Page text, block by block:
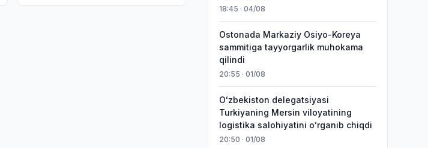
18:45 · 04/08
Ostonada Markaziy Osiyo-Koreya
sammitiga tayyorgarlik muhokama
qilindi
20:55 · 01/08
Oʻzbekiston delegatsiyasi
Turkiyaning Mersin viloyatining
logistika salohiyatini oʻrganib chiqdi
20:50 · 01/08